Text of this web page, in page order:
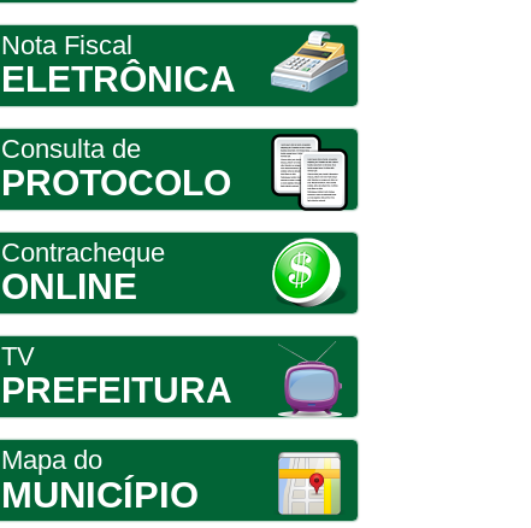
Nota Fiscal
ELETRÔNICA
Consulta de
PROTOCOLO
Contracheque
ONLINE
TV
PREFEITURA
Mapa do
MUNICÍPIO